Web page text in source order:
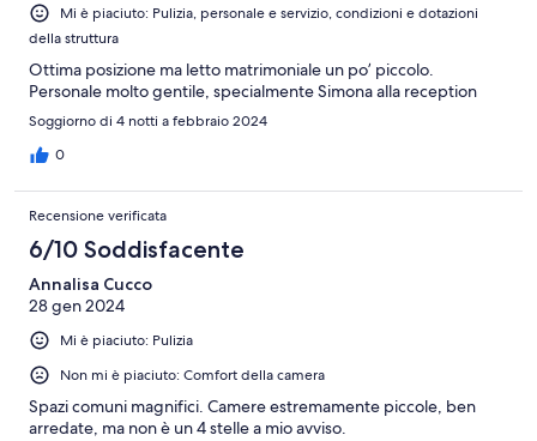
Mi è piaciuto: Pulizia, personale e servizio, condizioni e dotazioni
della struttura
Ottima posizione ma letto matrimoniale un po’ piccolo.
Personale molto gentile, specialmente Simona alla reception
Soggiorno di 4 notti a febbraio 2024
0
Recensione verificata
6/10 Soddisfacente
Annalisa Cucco
28 gen 2024
Mi è piaciuto: Pulizia
Non mi è piaciuto: Comfort della camera
Spazi comuni magnifici. Camere estremamente piccole, ben
arredate, ma non è un 4 stelle a mio avviso.